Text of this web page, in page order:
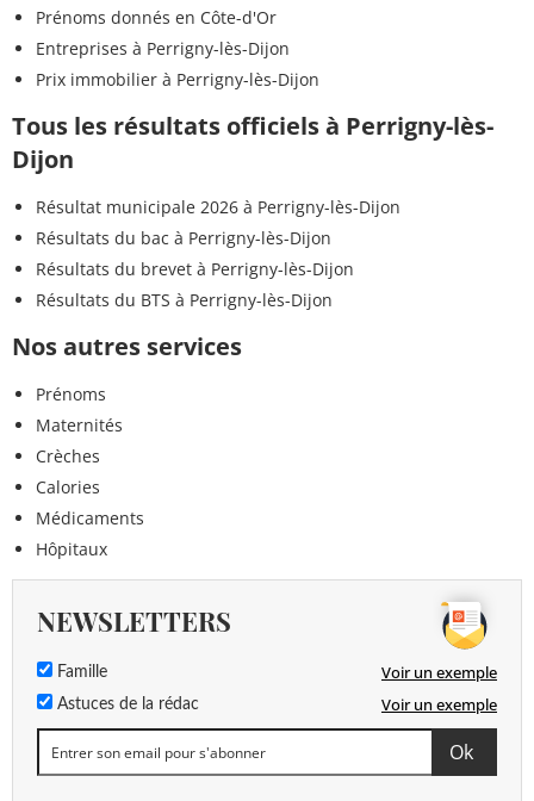
Prénoms donnés en Côte-d'Or
Entreprises à Perrigny-lès-Dijon
Prix immobilier à Perrigny-lès-Dijon
Tous les résultats officiels à Perrigny-lès-
Dijon
Résultat municipale 2026 à Perrigny-lès-Dijon
Résultats du bac à Perrigny-lès-Dijon
Résultats du brevet à Perrigny-lès-Dijon
Résultats du BTS à Perrigny-lès-Dijon
Nos autres services
Prénoms
Maternités
Crèches
Calories
Médicaments
Hôpitaux
NEWSLETTERS
Famille Voir un exemple
Astuces de la rédac Voir un exemple